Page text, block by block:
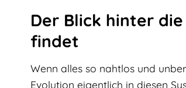
Der Blick hinter
findet
Wenn alles so nahtlos und
Evolution eigentlich in diesen